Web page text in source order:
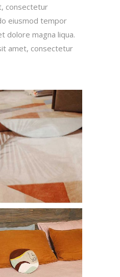
consectetur
eiusmod tempor
dolore magna liqua.
amet, consectetur